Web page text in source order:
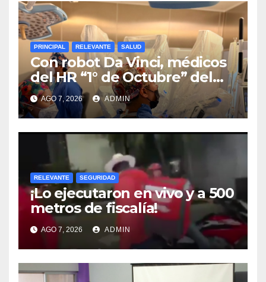
PRINCIPAL RELEVANTE SALUD
Con robot Da Vinci, médicos
del HR “1° de Octubre” del
ISSSTE retiran tumor renal a
paciente de 72 años
AGO 7, 2026 ADMIN
RELEVANTE SEGURIDAD
¡Lo ejecutaron en vivo y a 500
metros de fiscalía!
AGO 7, 2026 ADMIN